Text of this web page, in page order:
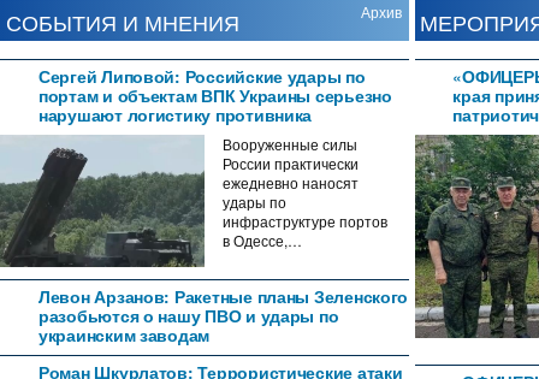
СОБЫТИЯ И МНЕНИЯ Архив
Сергей Липовой: Российские удары по
портам и объектам ВПК Украины серьезно
нарушают логистику противника
Вооруженные силы
России практически
ежедневно наносят
удары по
инфраструктуре портов
в Одессе,…
Левон Арзанов: Ракетные планы Зеленского
разобьются о нашу ПВО и удары по
украинским заводам
Роман Шкурлатов: Террористические атаки
края